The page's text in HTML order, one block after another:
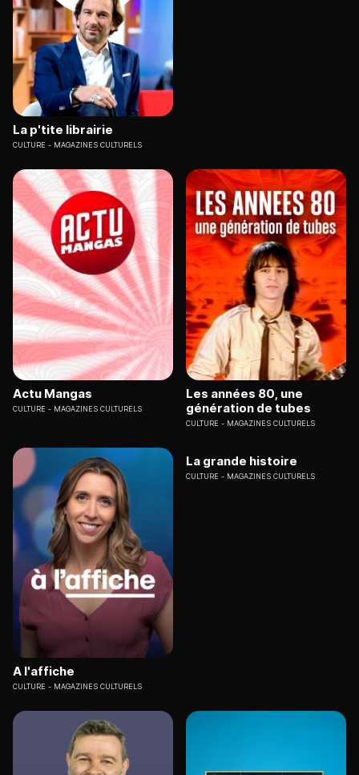
La p'tite librairie
CULTURE MAGAZINES CULTURELS
Actu Mangas
CULTURE MAGAZINES CULTURELS
Les années 80, une
génération de tubes
CULTURE MAGAZINES CULTURELS
A l'affiche
CULTURE MAGAZINES CULTURELS
La grande histoire
CULTURE MAGAZINES CULTURELS